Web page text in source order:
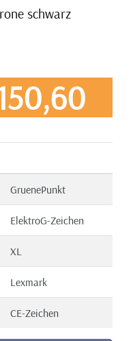
schwarz
GruenePunkt
ElektroG-Zeichen
XL
Lexmark
CE-Zeichen